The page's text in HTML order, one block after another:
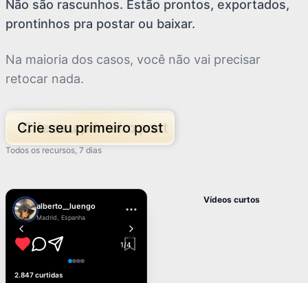
Não são rascunhos. Estão prontos, exportados,
prontinhos pra postar ou baixar.
Na maioria dos casos, você não vai precisar
retocar nada.
Crie seu primeiro post
Todos os recursos, 7 dias
alberto__luengo
Madrid, Espanha
1/4
2.847 curtidas
Vídeos curtos